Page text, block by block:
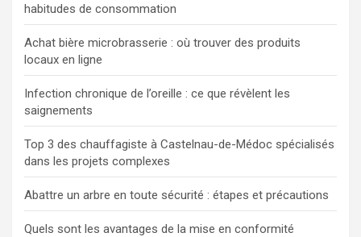
habitudes de consommation
Achat bière microbrasserie : où trouver des produits
locaux en ligne
Infection chronique de l’oreille : ce que révèlent les
saignements
Top 3 des chauffagiste à Castelnau-de-Médoc spécialisés
dans les projets complexes
Abattre un arbre en toute sécurité : étapes et précautions
Quels sont les avantages de la mise en conformité